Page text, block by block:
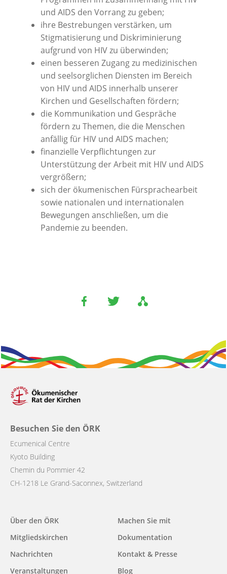
und AIDS den Vorrang zu geben;
ihre Bestrebungen verstärken, um
Stigmatisierung und Diskriminierung
aufgrund von HIV zu überwinden;
einen besseren Zugang zu medizinischen
und seelsorglichen Diensten im Bereich
von HIV und AIDS innerhalb unserer
Kirchen und Gesellschaften fördern;
die Kommunikation und Gespräche
fördern zu Themen, die die Menschen
anfällig für HIV und AIDS machen;
finanzielle Verpflichtungen zur
Unterstützung der Arbeit mit HIV und AIDS
vergrößern;
sich der ökumenischen Fürsprachearbeit
sowie nationalen und internationalen
Bewegungen anschließen, um die
Pandemie zu beenden.
Besuchen Sie den ÖRK
Ecumenical Centre
Kyoto Building
Chemin du Pommier 42
CH-1218 Le Grand-Saconnex, Switzerland
Main
navigation
Über den ÖRK
Mitgliedskirchen
Nachrichten
Veranstaltungen
Machen Sie mit
Dokumentation
Kontakt & Presse
Blog